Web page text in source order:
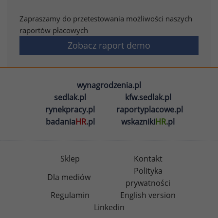
Zapraszamy do przetestowania możliwości naszych
raportów płacowych
Zobacz raport demo
wynagrodzenia.pl
sedlak.pl
kfw.sedlak.pl
rynekpracy.pl
raportyplacowe.pl
badaniaHR.pl wskaznikiHR.pl
Sklep
Kontakt
Dla mediów
Polityka
prywatności
Regulamin
English version
Linkedin